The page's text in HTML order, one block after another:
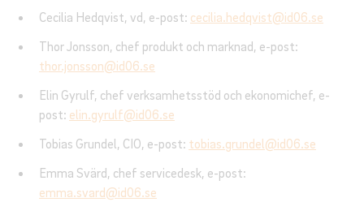
Cecilia Hedqvist, vd, e-post: cecilia.hedqvist@id06.se
Thor Jonsson, chef produkt och marknad, e-post:
thor.jonsson@id06.se
Elin Gyrulf, chef verksamhetsstöd och ekonomichef, e-
post: elin.gyrulf@id06.se
Tobias Grundel, CIO, e-post: tobias.grundel@id06.se
Emma Svärd, chef servicedesk, e-post:
emma.svard@id06.se